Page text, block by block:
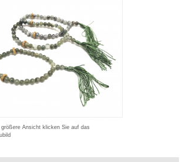
größere Ansicht klicken Sie auf das